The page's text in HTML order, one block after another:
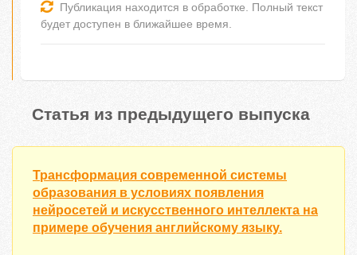
Публикация находится в обработке. Полный текст
будет доступен в ближайшее время.
Статья из предыдущего выпуска
Трансформация современной системы
образования в условиях появления
нейросетей и искусственного интеллекта на
примере обучения английскому языку.